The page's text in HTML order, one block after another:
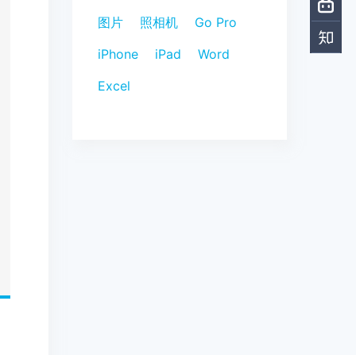
图片
照相机
Go Pro
iPhone
iPad
Word
Excel